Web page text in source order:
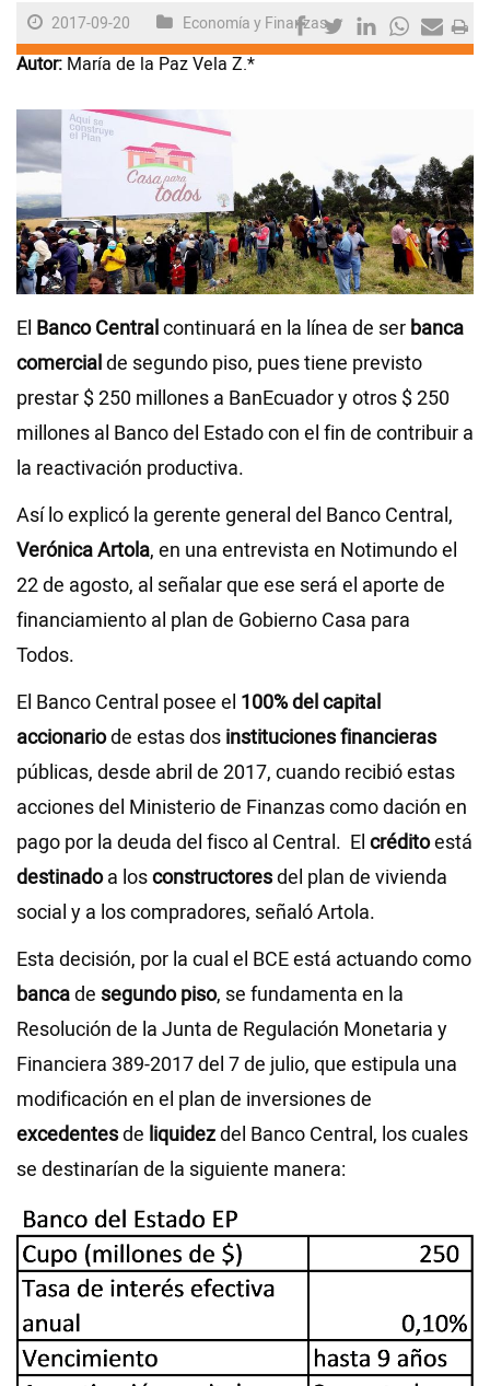
Internacional
Juegos
Videos
NEWSLETTERS
2017-09-20 Economía y Finanzas
Autor: María de la Paz Vela Z.*
El Banco Centralcontinuará en la línea de ser banca
comercialde segundo piso, pues tiene previsto
prestar $ 250 millones a BanEcuador y otros $ 250
millones al Banco del Estado con el fin de contribuir a
la reactivación productiva.
Así lo explicó la gerente general del Banco Central,
Verónica Artola, en una entrevista en Notimundo el
22 de agosto, al señalar que ese será el aporte de
financiamiento al plan de Gobierno Casa para
Todos.
El Banco Central posee el 100% del capital
accionariode estas dos instituciones financieras
públicas, desde abril de 2017, cuando recibió estas
acciones del Ministerio de Finanzas como dación en
pago por la deuda del fisco al Central. El créditoestá
destinadoa losconstructoresdel plan de vivienda
social y a los compradores, señaló Artola.
Esta decisión, por la cual el BCE está actuando como
bancade segundo piso, se fundamenta en la
Resolución de la Junta de Regulación Monetaria y
Financiera 389-2017 del 7 de julio, que estipula una
modificación en el plan de inversiones de
excedentesde liquidezdel Banco Central, los cuales
se destinarían de la siguiente manera: